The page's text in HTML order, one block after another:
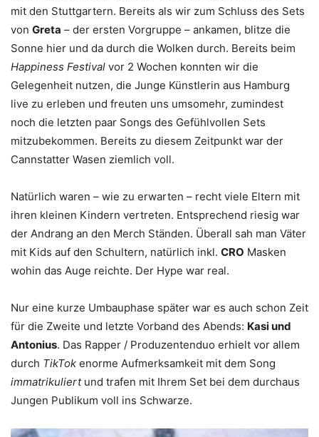
mit den Stuttgartern. Bereits als wir zum Schluss des Sets
von Greta – der ersten Vorgruppe – ankamen, blitze die
Sonne hier und da durch die Wolken durch. Bereits beim
Happiness Festival vor 2 Wochen konnten wir die
Gelegenheit nutzen, die Junge Künstlerin aus Hamburg
live zu erleben und freuten uns umsomehr, zumindest
noch die letzten paar Songs des Gefühlvollen Sets
mitzubekommen. Bereits zu diesem Zeitpunkt war der
Cannstatter Wasen ziemlich voll.
Natürlich waren – wie zu erwarten – recht viele Eltern mit
ihren kleinen Kindern vertreten. Entsprechend riesig war
der Andrang an den Merch Ständen. Überall sah man Väter
mit Kids auf den Schultern, natürlich inkl. CRO Masken
wohin das Auge reichte. Der Hype war real.
Nur eine kurze Umbauphase später war es auch schon Zeit
für die Zweite und letzte Vorband des Abends: Kasi und
Antonius. Das Rapper / Produzentenduo erhielt vor allem
durch TikTok enorme Aufmerksamkeit mit dem Song
immatrikuliertund trafen mit Ihrem Set bei dem durchaus
Jungen Publikum voll ins Schwarze.